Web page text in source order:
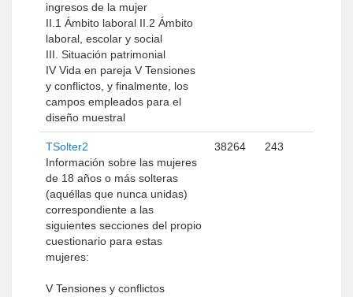
ingresos de la mujer
II.1 Ámbito laboral II.2 Ámbito
laboral, escolar y social
III. Situación patrimonial
IV Vida en pareja V Tensiones
y conflictos, y finalmente, los
campos empleados para el
diseño muestral
TSolter2
Información sobre las mujeres
de 18 años o más solteras
(aquéllas que nunca unidas)
correspondiente a las
siguientes secciones del propio
cuestionario para estas
mujeres:
V Tensiones y conflictos
38264 243